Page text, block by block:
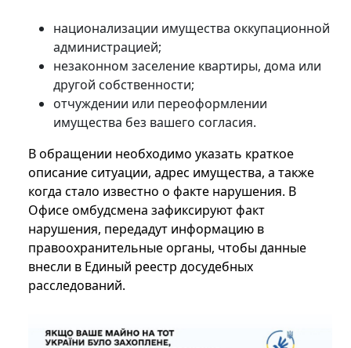
национализации имущества оккупационной
администрацией;
незаконном заселение квартиры, дома или
другой собственности;
отчуждении или переоформлении
имущества без вашего согласия.
В обращении необходимо указать краткое
описание ситуации, адрес имущества, а также
когда стало известно о факте нарушения. В
Офисе омбудсмена зафиксируют факт
нарушения, передадут информацию в
правоохранительные органы, чтобы данные
внесли в Единый реестр досудебных
расследований.